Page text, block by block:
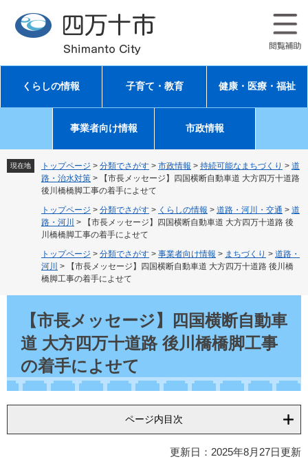
先
す
を
し
文
くらしの情報 子育て・教育 健康・医療・福祉
事業者向け情報 市政情報
現在地 トップページ > 分類でさがす > 市政情報 > 持続可能なまちづくり > 道
路・治水対策 >
【市長メッセージ】四国横断自動車道 大方四万十道路
後川橋橋脚工事の着手によせて
トップページ > 分類でさがす > くらしの情報 > 道路・河川・交通 > 道
路・河川 >
【市長メッセージ】四国横断自動車道 大方四万十道路 後
川橋橋脚工事の着手によせて
トップページ > 分類でさがす > 事業者向け情報 > まちづくり > 道路・
河川 >
【市長メッセージ】四国横断自動車道 大方四万十道路 後川橋
橋脚工事の着手によせて
【市長メッセージ】四国横断自動車
道 大方四万十道路 後川橋橋脚工事
の着手によせて
ページ内目次
更新日：2025年8月27日更新